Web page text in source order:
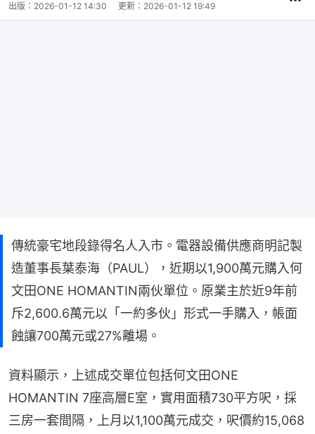
出版： 2026-01-12 14:30 更新： 2026-01-12 19:49
傳統豪宅地段錄得名人入市。電器設備供應商明記製
造董事長葉泰海（PAUL），近期以1,900萬元購入何
文田ONE HOMANTIN兩伙單位。原業主於近9年前
斥2,600.6萬元以「一約多伙」形式一手購入，帳面
蝕讓700萬元或27%離場。
資料顯示，上述成交單位包括何文田ONE
HOMANTIN 7座高層E室，實用面積730平方呎，採
三房一套間隔，上月以1,100萬元成交，呎價約15,068